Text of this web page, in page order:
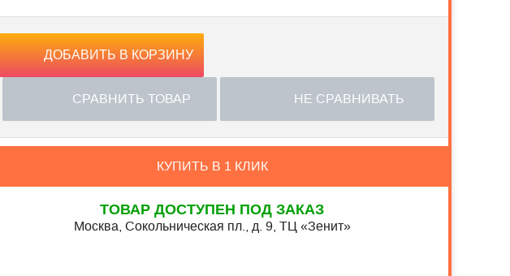
ДОБАВИТЬ В КОРЗИНУ
СРАВНИТЬ ТОВАР НЕ СРАВНИВАТЬ
КУПИТЬ В 1 КЛИК
ТОВАР ДОСТУПЕН ПОД ЗАКАЗ
Москва, Сокольническая пл., д. 9, ТЦ «Зенит»